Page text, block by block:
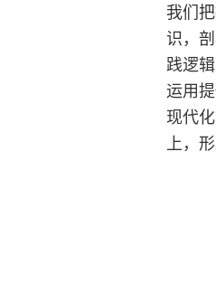
我们
识，
践逻
运用
现代
上，